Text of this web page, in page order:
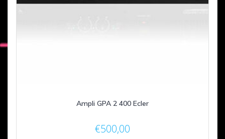
Ampli GPA 2 400 Ecler
€500,00